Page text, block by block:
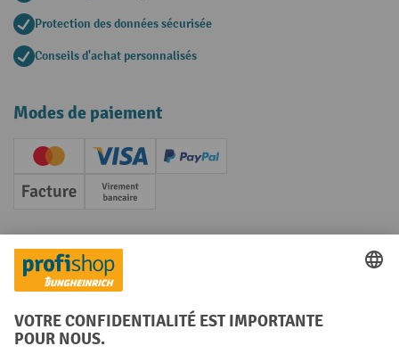
Protection des données sécurisée
Conseils d'achat personnalisés
Modes de paiement
Creditcard (Master)Creditcard (Visa)
PayPal
Facture Paiement anticipé
Réseaux sociaux
Facebook
YouTube
LinkedInInstagram